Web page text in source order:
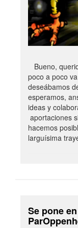
Bueno,
poco a poco
deseábamos
esperamos,
ideas y
aportaciones
hacemos
larguísima
Se pone